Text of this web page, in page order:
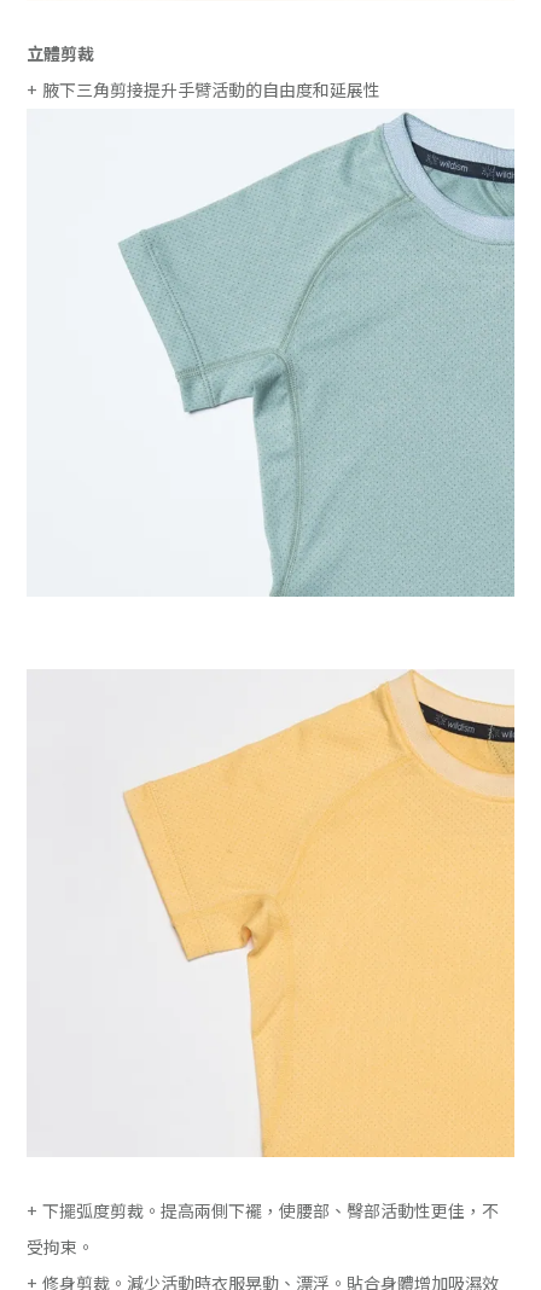
立體剪裁
+ 腋下三角剪接提升手臂活動的自由度和延展性
+ 下擺弧度剪裁。提高兩側下襬，使腰部、臀部活動性更佳，不
受拘束。
+ 修身剪裁。減少活動時衣服晃動、漂浮。貼合身體增加吸濕效